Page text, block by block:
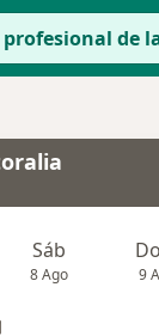
profesional de
Sáb
8 Ago 9